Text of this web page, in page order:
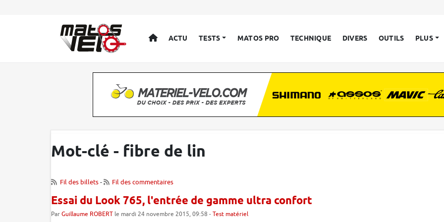
ACCUEIL
ACTU TESTS MATOS PRO TECHNIQUE DIVERS OUTILS PLUS
Mot-clé - fibre de lin
Fil des billets- Fil des commentaires
Essai du Look 765, l'entrée de gamme ultra confort
Par Guillaume ROBERT le mardi 24 novembre 2015, 09:58 - Test matériel